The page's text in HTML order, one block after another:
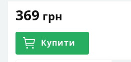
369 грн
Купити